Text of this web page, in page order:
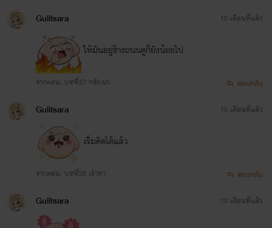
Gulitsara
ให้มันอยู่ข้างถนนดูก็ยังน้อยไป
จากตอน: บทที่27 กลับมา
10 เดือนที่แล้ว
ตอบกลับ
Gulitsara
เริ่มคิดได้แล้ว
จากตอน: บทที่26 เข้าหา
10 เดือนที่แล้ว
ตอบกลับ
Gulitsara 10 เดือนที่แล้ว